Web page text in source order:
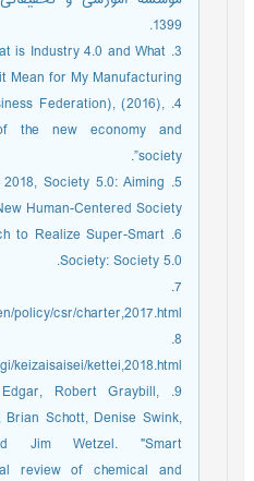
1399.
is Industry 4.0 and What
Mean for My Manufacturing?
Federation), (2016),
the new economy and
society”.
2018, Society 5.0: Aiming
Human-Centered Society.
to Realize Super-Smart
Society: Society 5.0.
7.
policy/csr/charter,2017.html.
8.
keizaisaisei/kettei,2018.html
Edgar, Robert Graybill,
Brian Schott, Denise Swink,
Jim Wetzel. "Smart
review of chemical and